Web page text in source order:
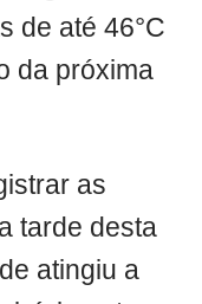
de até 46°C
da próxima
as
tarde desta
atingiu a